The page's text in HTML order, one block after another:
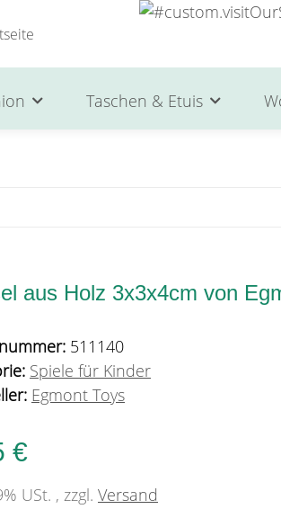
Taschen & Etuis
aus Holz 3x3x4cm von
511140
Spiele für Kinder
Egmont Toys
€
USt. , zzgl. Versand